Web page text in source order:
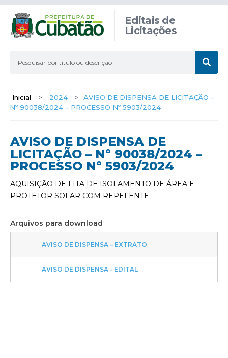
Editais de
Licitações
Inicial > 2024 >
AVISO DE DISPENSA DE LICITAÇÃO –
Nº 90038/2024 – PROCESSO Nº 5903/2024
AVISO DE DISPENSA DE
LICITAÇÃO – Nº 90038/2024 –
PROCESSO Nº 5903/2024
AQUISIÇÃO DE FITA DE ISOLAMENTO DE ÁREA E
PROTETOR SOLAR COM REPELENTE.
Arquivos para download
AVISO DE DISPENSA – EXTRATO
AVISO DE DISPENSA - EDITAL